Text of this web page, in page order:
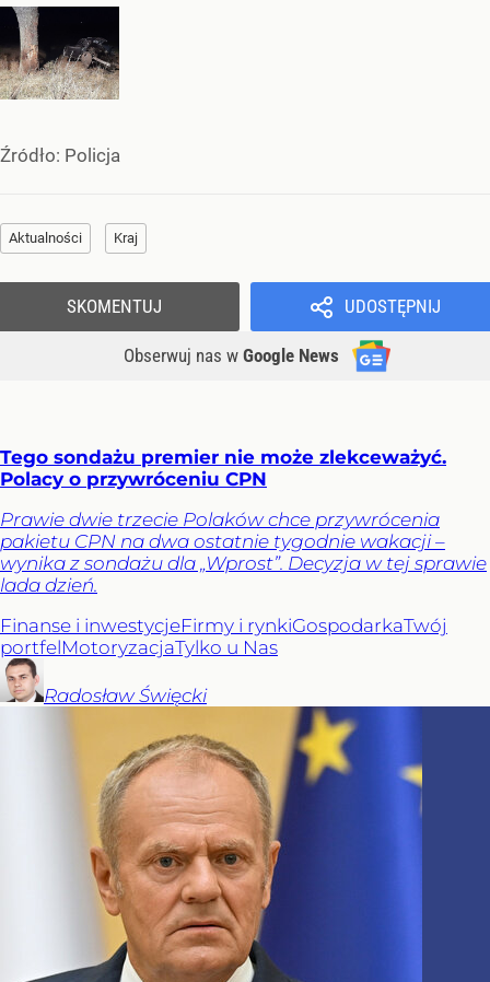
Źródło: Policja
Aktualności Kraj
UDOSTĘPNIJ
Obserwuj nas w Google News
SKOMENTUJ
Tego sondażu premier nie może zlekceważyć.
Polacy o przywróceniu CPN
Prawie dwie trzecie Polaków chce przywrócenia
pakietu CPN na dwa ostatnie tygodnie wakacji –
wynika z sondażu dla „Wprost”. Decyzja w tej sprawie
lada dzień.
Finanse i inwestycjeFirmy i rynkiGospodarkaTwój
portfelMotoryzacjaTylko u Nas
Radosław Święcki